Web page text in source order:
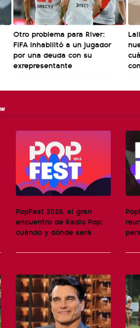
Otro problema para River:
FIFA inhabilitó a un jugador
por una deuda con su
exrepresentante
PopFest 2026, el gran
encuentro de Radio Pop:
cuándo y dónde será